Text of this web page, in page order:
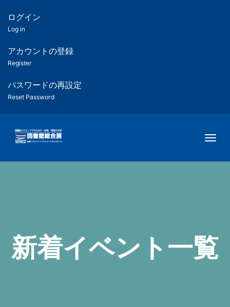
ツ
匿
名
ユ
ー
ー
用
メ
ー
ログイン
Log in
アカウントの登録
Register
パスワードの再設定
Reset Password
新着イベント一覧